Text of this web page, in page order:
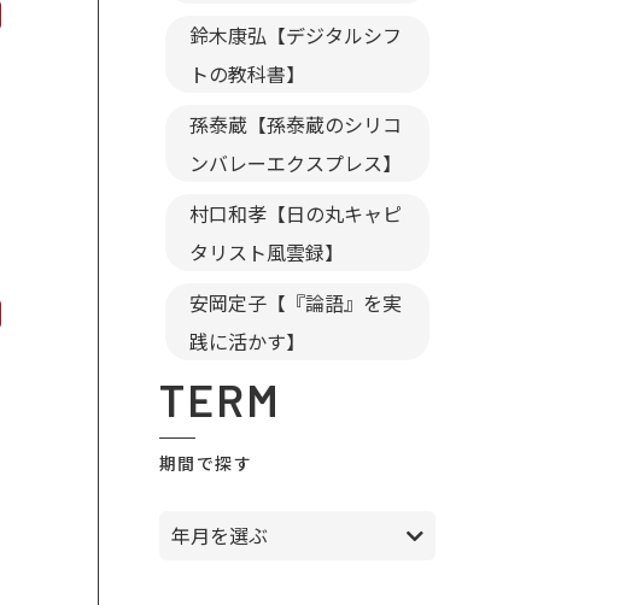
鈴木康弘【デジタルシフ
トの教科書】
孫泰蔵【孫泰蔵のシリコ
ンバレーエクスプレス】
村口和孝【日の丸キャピ
タリスト風雲録】
安岡定子【『論語』を実
践に活かす】
TERM
期間で探す
年月を選ぶ